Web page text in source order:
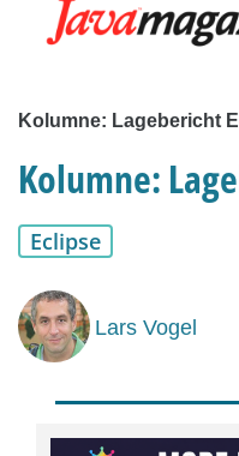
Kolumne: Lagebericht
Kolumne:
Eclipse
Lars Vogel